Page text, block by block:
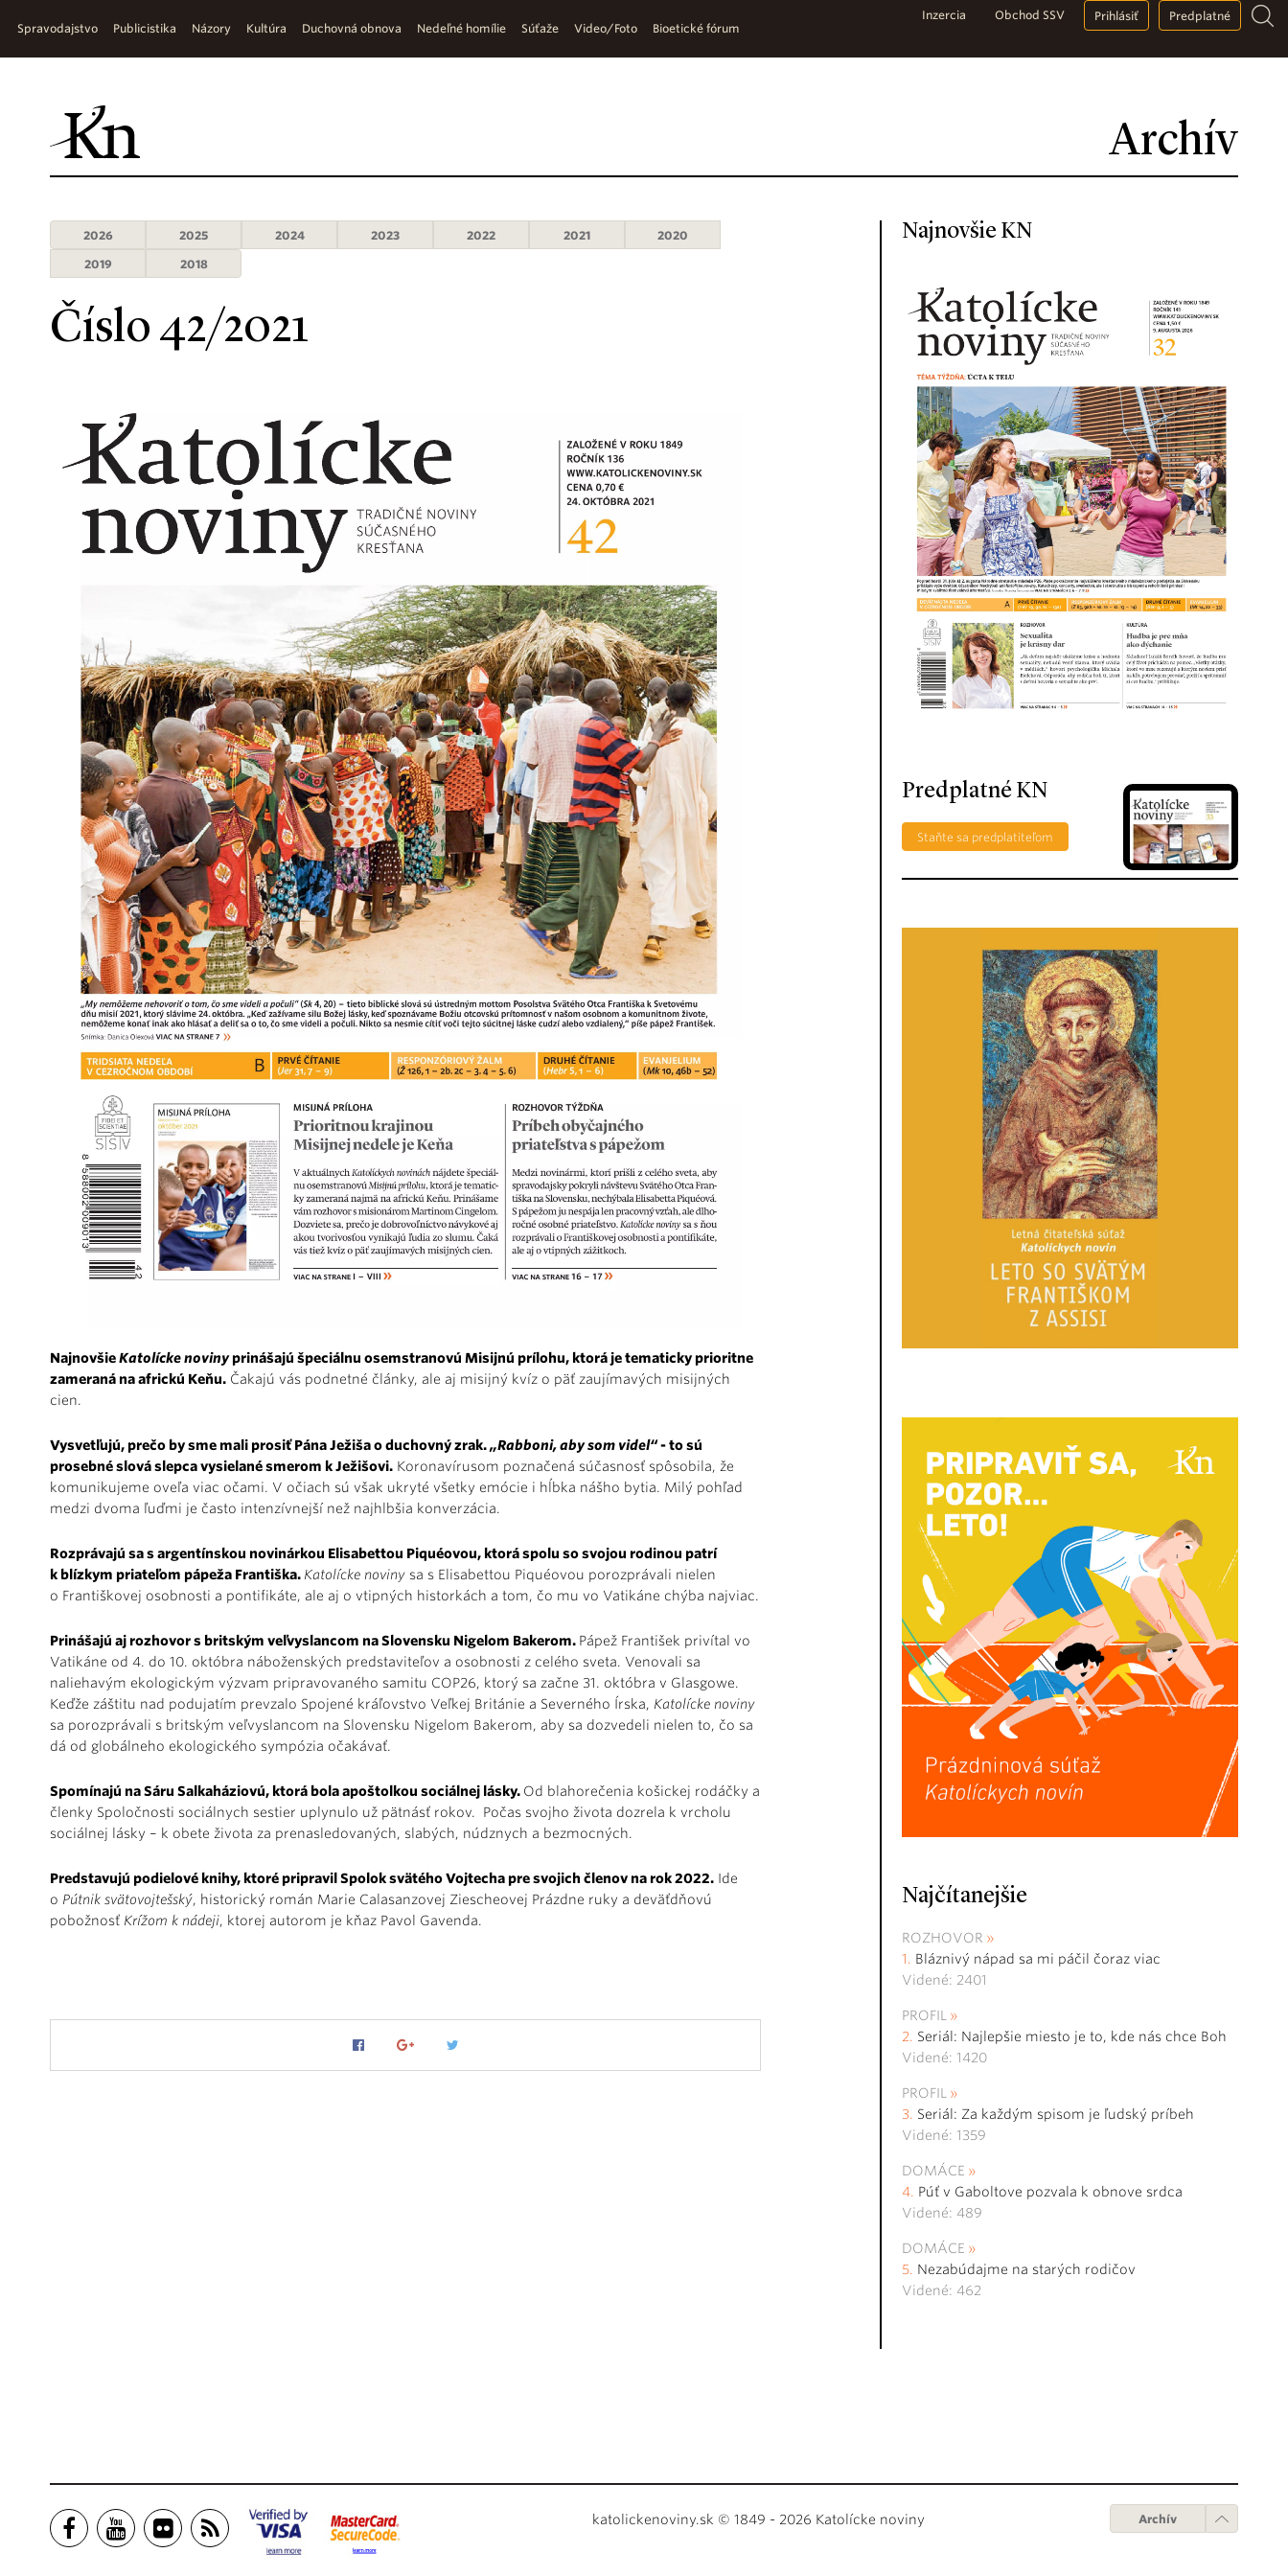
Archív
Spravodajstvo Publicistika Názory Kultúra Duchovná obnova Nedeľné homílie Súťaže Video/Foto Bioetické fórum
Inzercia Obchod SSV Prihlásiť Predplatné
2026 2025 2024 2023 2022 2021
2020
2019
2018
Číslo 42/2021
NajnovšieKatolícke novinyprinášajú špeciálnu osemstranovú Misijnú prílohu, ktorá je tematicky prioritne
zameraná na africkú Keňu. Čakajú vás podnetné články, ale aj misijný kvíz o päť zaujímavých misijných
cien.
Vysvetľujú, prečo by sme mali prosiť Pána Ježiša o duchovný zrak.„Rabboni, aby som videl“- to sú
prosebné slová slepca vysielané smerom k Ježišovi. Koronavírusom poznačená súčasnosť spôsobila, že
komunikujeme oveľa viac očami. V očiach sú však ukryté všetky emócie i hĺbka nášho bytia. Milý pohľad
medzi dvoma ľuďmi je často intenzívnejší než najhlbšia konverzácia.
Rozprávajú sa s argentínskou novinárkou Elisabettou Piquéovou, ktorá spolu so svojou rodinou patrí
k blízkym priateľom pápeža Františka. Katolícke noviny sa s Elisabettou Piquéovou porozprávali nielen
o Františkovej osobnosti a pontifikáte, ale aj o vtipných historkách a tom, čo mu vo Vatikáne chýba najviac.
Prinášajú aj rozhovor s britským veľvyslancom na Slovensku Nigelom Bakerom. Pápež František privítal vo
Vatikáne od 4. do 10. októbra náboženských predstaviteľov a osobnosti z celého sveta. Venovali sa
naliehavým ekologickým výzvam pripravovaného samitu COP26, ktorý sa začne 31. októbra v Glasgowe.
Keďže záštitu nad podujatím prevzalo Spojené kráľovstvo Veľkej Británie a Severného Írska, Katolícke noviny
sa porozprávali s britským veľvyslancom na Slovensku Nigelom Bakerom, aby sa dozvedeli nielen to, čo sa
dá od globálneho ekologického sympózia očakávať.
Spomínajú na Sáru Salkaháziovú, ktorá bola apoštolkou sociálnej lásky. Od blahorečenia košickej rodáčky a
členky Spoločnosti sociálnych sestier uplynulo už pätnásť rokov. Počas svojho života dozrela k vrcholu
sociálnej lásky – k obete života za prenasledovaných, slabých, núdznych a bezmocných.
Predstavujú podielové knihy, ktoré pripravil Spolok svätého Vojtecha pre svojich členov na rok 2022. Ide
o Pútnik svätovojtešský, historický román Marie Calasanzovej Ziescheovej Prázdne ruky a deväťdňovú
pobožnosť Krížom k nádeji, ktorej autorom je kňaz Pavol Gavenda.
Najnovšie KN
Predplatné KN
Staňte sa predplatiteľom
Najčítanejšie
ROZHOVOR
Bláznivý nápad sa mi páčil čoraz viac
Videné: 2401
PROFIL
Seriál: Najlepšie miesto je to, kde nás chce Boh
Videné: 1420
PROFIL
Seriál: Za každým spisom je ľudský príbeh
Videné: 1359
DOMÁCE
Púť v Gaboltove pozvala k obnove srdca
Videné: 489
DOMÁCE
Nezabúdajme na starých rodičov
Videné: 462
katolickenoviny.sk © 1849 - 2026 Katolícke noviny Archív